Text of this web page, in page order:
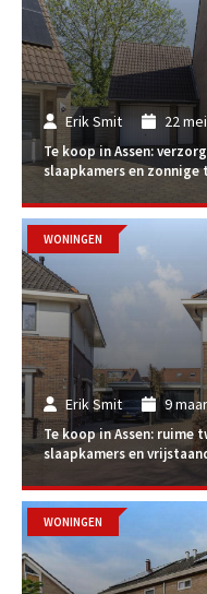
Erik Smit 22
Te koop in Assen:
slaapkamers en zonnige
Erik Smit 9
Te koop in Assen: ruime
slaapkamers en
WONINGEN
WONINGEN